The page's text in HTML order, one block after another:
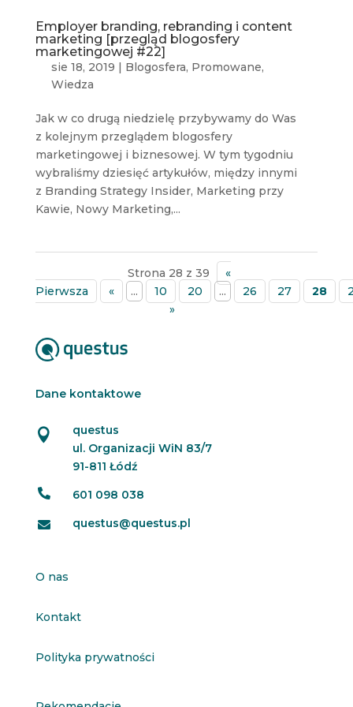
Employer branding, rebranding i content
marketing [przegląd blogosfery
marketingowej #22]
sie 18, 2019 | Blogosfera, Promowane,
Wiedza
Jak w co drugą niedzielę przybywamy do Was
z kolejnym przeglądem blogosfery
marketingowej i biznesowej. W tym tygodniu
wybraliśmy dziesięć artykułów, między innymi
z Branding Strategy Insider, Marketing przy
Kawie, Nowy Marketing,...
Strona 28 z 39
«
Pierwsza
« ... 10 20 ... 26 27 28
»
Dane kontaktowe

questus
ul. Organizacji WiN 83/7
91-811 Łódź
 601 098 038
 questus@questus.pl
O nas
Kontakt
Polityka prywatności